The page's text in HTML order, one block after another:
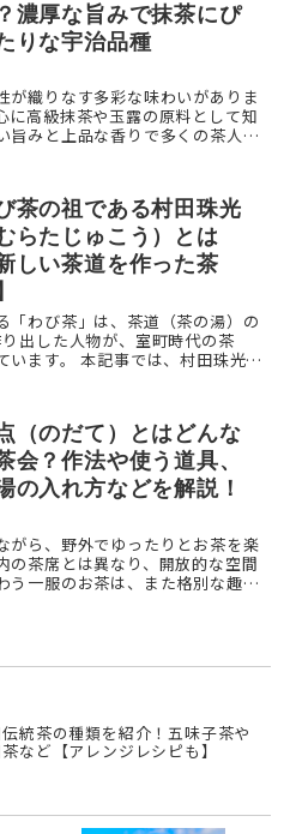
濃厚な旨みで抹茶にぴ
りな宇治品種
が織りなす多彩な味わいがありま
に高級抹茶や玉露の原料として知
旨みと上品な香りで多くの茶人や
茶の祖である村田珠光
むらたじゅこう）とは
新しい茶道を作った茶
「わび茶」は、茶道（茶の湯）の
出した人物が、室町時代の茶
います。 本記事では、村田珠光
（のだて）とはどんな
会？作法や使う道具、
の入れ方などを解説！
がら、野外でゆったりとお茶を楽
の茶席とは異なり、開放的な空間
う一服のお茶は、また格別な趣が
統茶の種類を紹介！五味子茶や
など【アレンジレシピも】